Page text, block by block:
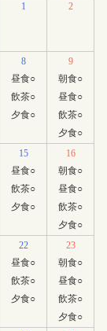
1 2
8
昼食○
飲茶○
夕食○
9
朝食○
昼食○
飲茶○
夕食○
15
昼食○
飲茶○
夕食○
16
朝食○
昼食○
飲茶○
夕食○
22
昼食○
飲茶○
夕食○
23
朝食○
昼食○
飲茶○
夕食○